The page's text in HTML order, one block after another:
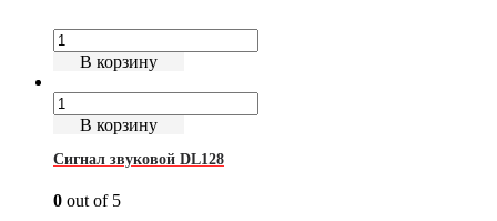
В корзину
В корзину
Сигнал звуковой DL128
0 out of 5